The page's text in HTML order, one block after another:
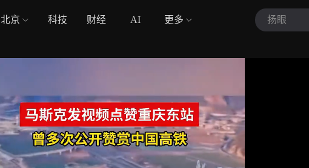
北京 科技 财经 AI 更多 扬眼